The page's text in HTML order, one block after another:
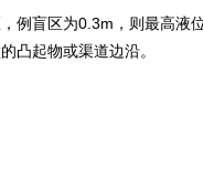
例盲区为0.3m，则最高液
凸起物或渠道边沿。